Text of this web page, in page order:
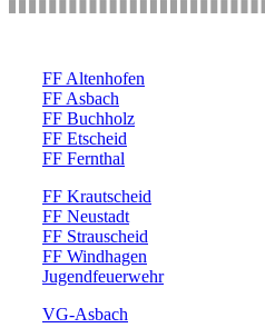
FF Altenhofen
FF Asbach
FF Buchholz
FF Etscheid
FF Fernthal
FF Krautscheid
FF Neustadt
FF Strauscheid
FF Windhagen
Jugendfeuerwehr
VG-Asbach